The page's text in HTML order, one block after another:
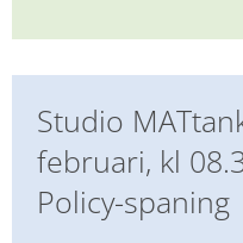
Studio
februari, kl
Policy-spaning